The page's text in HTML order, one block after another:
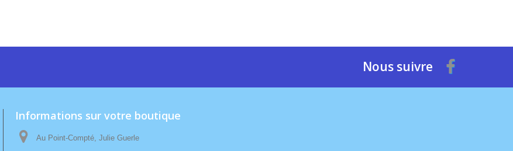
Nous suivre
Informations sur votre boutique
Au Point-Compté, Julie Guerle